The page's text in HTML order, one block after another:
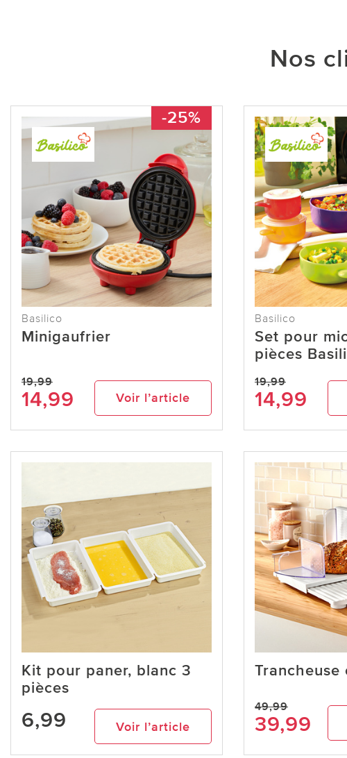
Nos
-25%
Basilico
Minigaufrier
19,99
14,99 Voir l’article
Basilico
Set pour
pièces
19,99
14,99
Kit pour paner, blanc 3
pièces
6,99 Voir l’article
49,99
39,99